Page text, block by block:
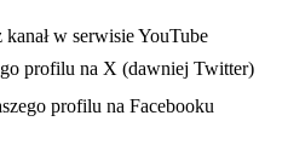
nowej karciew serwisie YouTube
profilu na X (dawniej Twitter)
w nowej karcieprofilu na Facebooku